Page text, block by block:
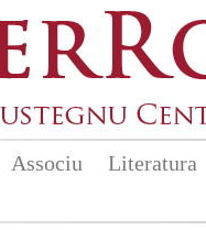
Associu Literatura